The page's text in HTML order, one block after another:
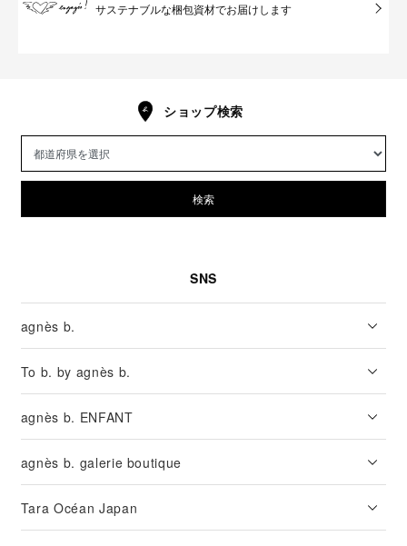
サステナブルな梱包資材でお届けします
ショップ検索
検索
SNS
agnès b.
To b. by agnès b.
agnès b. ENFANT
agnès b. galerie boutique
Tara Océan Japan